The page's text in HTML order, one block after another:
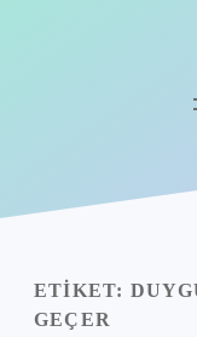
Yasal Uyarı
ETIKET:
GEÇER